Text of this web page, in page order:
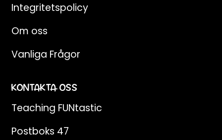
Integritetspolicy
Om oss
Vanliga Frågor
KONTAKTA OSS
Teaching FUNtastic
Postboks 47